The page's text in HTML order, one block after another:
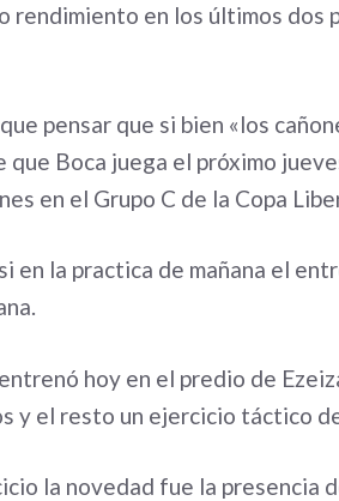
rendimiento en los últimos dos
pensar que si bien «los
que Boca juega el próximo
en el Grupo C de la Copa
en la practica de mañana el
hoy en el predio de
y el resto un ejercicio táctico
la novedad fue la presencia